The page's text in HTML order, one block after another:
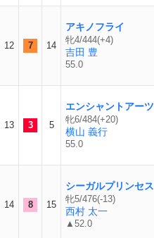
12 7 14
アキノフライ
牝4/444(+4)
吉田 豊
55.0
13 3 5
エンシャントアーツ
牝6/484(+20)
横山 義行
55.0
14 8 15
シーガルプリンセス
牝5/476(-13)
西村 太一
▲52.0